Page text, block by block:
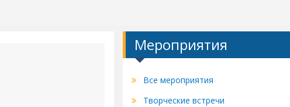
Мероприятия
Все мероприятия
Творческие встречи